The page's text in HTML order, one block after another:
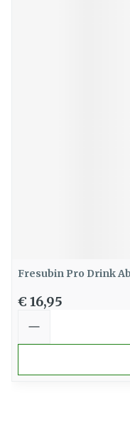
Fresubin Pro Drink
€ 16,95